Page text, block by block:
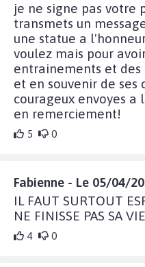
je ne signe pas votre
transmets un
une statue a
voulez mais pour
entrainements et des
et en souvenir de ses
courageux envoyes
en remerciement!
5 0
Fabienne - Le 05/04/
IL FAUT SURTOUT
NE FINISSE PAS SA
4 0